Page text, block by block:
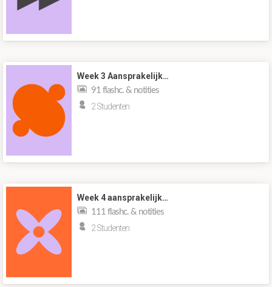
Week 3 Aansprakelijk…
91 flashc. & notities
2 Studenten
Week 4 aansprakelijk…
111 flashc. & notities
2 Studenten